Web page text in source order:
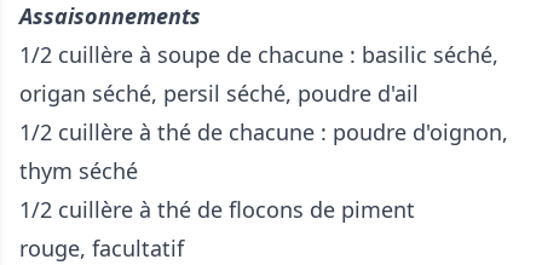
Assaisonnements
1/2 cuillère à soupe de chacune : basilic séché,
origan séché, persil séché, poudre d'ail
1/2 cuillère à thé de chacune : poudre d'oignon,
thym séché
1/2 cuillère à thé de flocons de piment
rouge, facultatif